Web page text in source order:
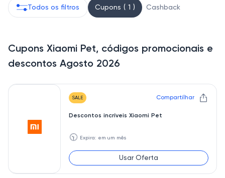
Todos os filtros Cupons ( 1 ) Cashback
Cupons Xiaomi Pet, códigos promocionais e
descontos Agosto 2026
SALE Compartilhar
Descontos incríveis Xiaomi Pet
🕥 Expira: em um mês
Usar Oferta